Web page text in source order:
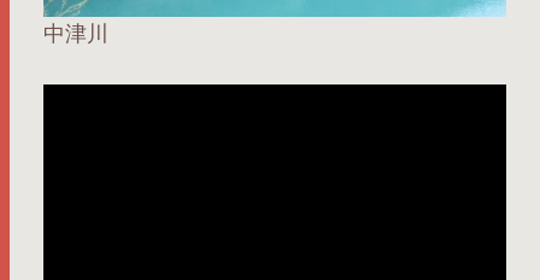
中津川